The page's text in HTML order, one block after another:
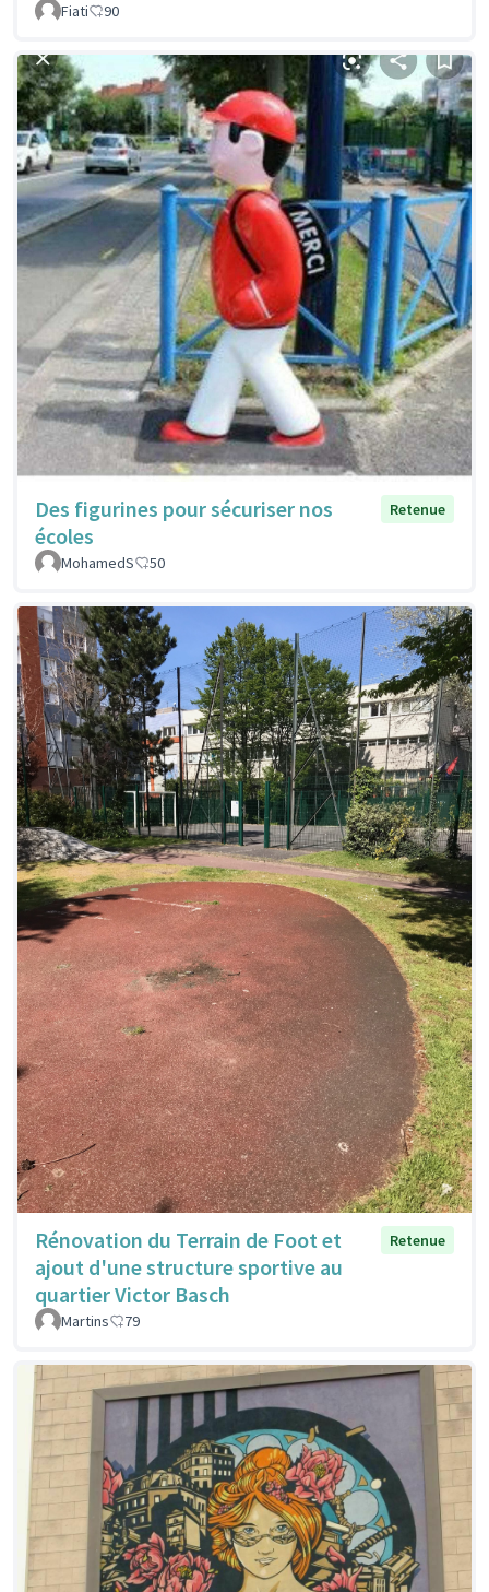
Fiati 90
Des figurines pour sécuriser nos
écoles
Retenue
MohamedS 50
Rénovation du Terrain de Foot et
ajout d'une structure sportive au
quartier Victor Basch
Retenue
Martins 79